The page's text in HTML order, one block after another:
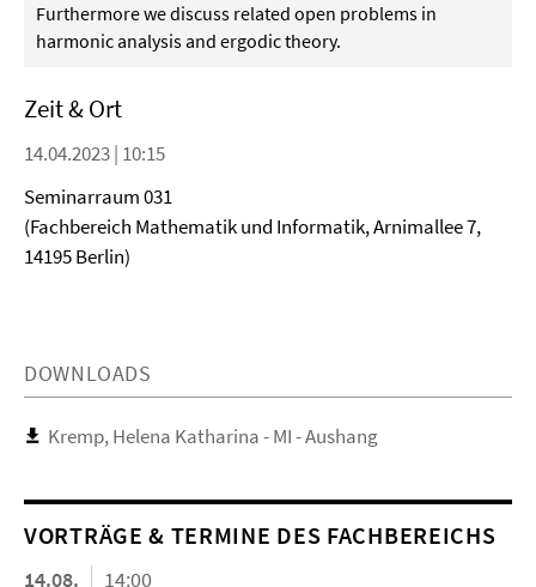
Furthermore we discuss related open problems in
harmonic analysis and ergodic theory.
Zeit & Ort
14.04.2023 | 10:15
Seminarraum 031
(Fachbereich Mathematik und Informatik, Arnimallee 7,
14195 Berlin)
DOWNLOADS
Kremp, Helena Katharina - MI - Aushang
VORTRÄGE & TERMINE DES FACHBEREICHS
14.08.
14:00